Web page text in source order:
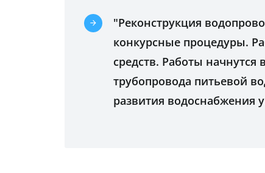
"Реконструкция
конкурсные процедуры.
средств. Работы
трубопровода питьевой
развития водоснабжения